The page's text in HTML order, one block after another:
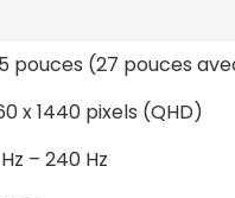
pouces (27 pouces
x 1440 pixels (QHD)
– 240 Hz